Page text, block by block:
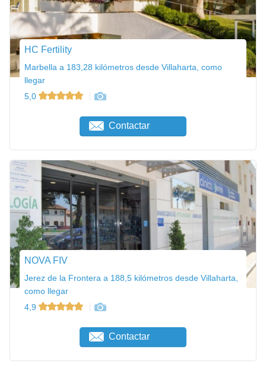
HC Fertility
Marbella a 183,28 kilómetros desde Villaharta, como
llegar
5,0
Contactar
NOVA FIV
Jerez de la Frontera a 188,5 kilómetros desde Villaharta,
como llegar
4,9
Contactar